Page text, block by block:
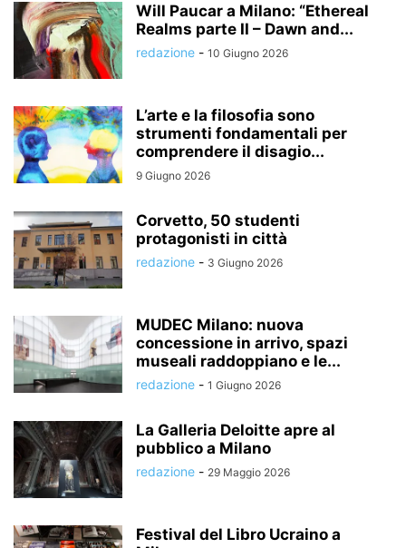
Will Paucar a Milano: “Ethereal
Realms parte II – Dawn and...
redazione - 10 Giugno 2026
L’arte e la filosofia sono
strumenti fondamentali per
comprendere il disagio...
9 Giugno 2026
Corvetto, 50 studenti
protagonisti in città
redazione - 3 Giugno 2026
MUDEC Milano: nuova
concessione in arrivo, spazi
museali raddoppiano e le...
redazione - 1 Giugno 2026
La Galleria Deloitte apre al
pubblico a Milano
redazione - 29 Maggio 2026
Festival del Libro Ucraino a